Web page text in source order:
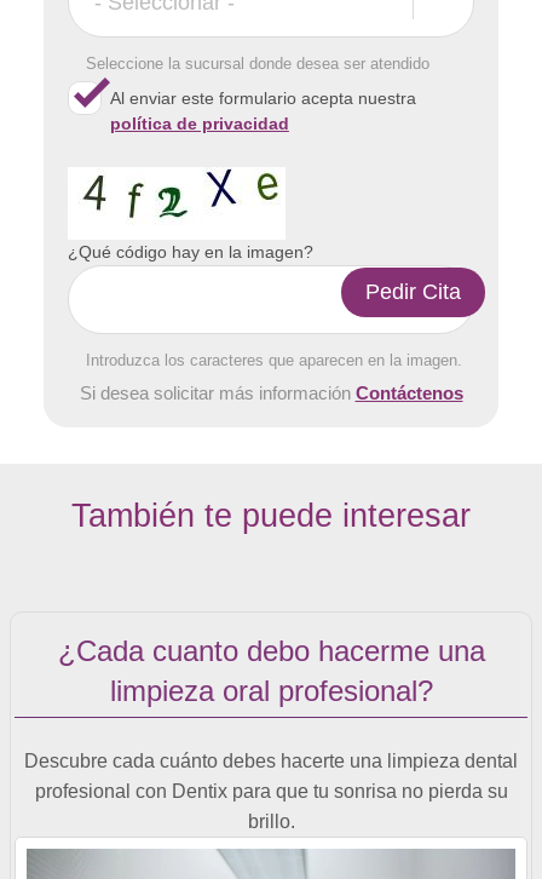
Seleccione la sucursal donde desea ser atendido
Al enviar este formulario acepta nuestra
política de privacidad
¿Qué código hay en la imagen?
Introduzca los caracteres que aparecen en la imagen.
Si desea solicitar más información Contáctenos
También te puede interesar
¿Cada cuanto debo hacerme una
limpieza oral profesional?
Descubre cada cuánto debes hacerte una limpieza dental
profesional con Dentix para que tu sonrisa no pierda su
brillo.